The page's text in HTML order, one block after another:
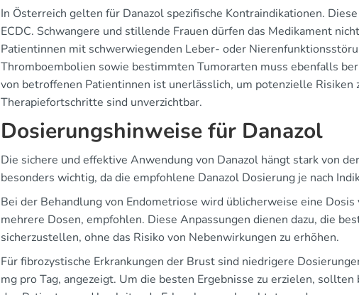
In Österreich gelten für Danazol spezifische Kontraindikationen.
ECDC. Schwangere und stillende Frauen dürfen das Medikament
Patientinnen mit schwerwiegenden Leber- oder
Thromboembolien sowie bestimmten Tumorarten muss ebenfalls
von betroffenen Patientinnen ist unerlässlich, um potenzielle
Therapiefortschritte sind unverzichtbar.
Dosierungshinweise für Danazol
Die sichere und effektive Anwendung von Danazol hängt stark von
besonders wichtig, da die empfohlene Danazol Dosierung je nach
Bei der Behandlung von Endometriose wird üblicherweise eine
mehrere Dosen, empfohlen. Diese Anpassungen dienen dazu, die
sicherzustellen, ohne das Risiko von Nebenwirkungen zu erhöhen.
Für fibrozystische Erkrankungen der Brust sind niedrigere
mg pro Tag, angezeigt. Um die besten Ergebnisse zu erzielen,